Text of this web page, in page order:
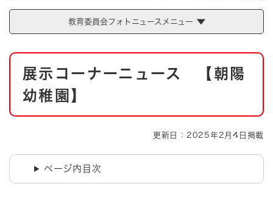
とじる
とじる
教育委員会フォトニュースメニュー
本
展示コーナーニュース 【朝陽
幼稚園】
更新日：2025年2月4日掲載
ページ内目次